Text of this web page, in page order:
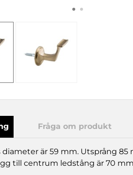
Fråga om produkt
diameter är 59 mm. Utsprång 85
till centrum ledstång är 70